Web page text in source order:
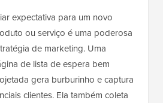
expectativa para um novo
ou serviço é uma poderosa
de marketing. Uma
de lista de espera bem
gera burburinho e captura
clientes. Ela também coleta